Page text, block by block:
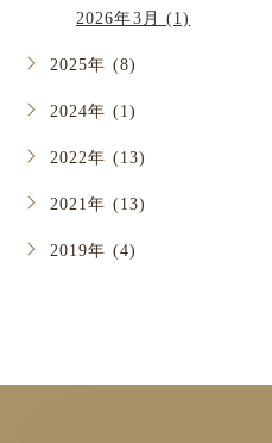
2026年3月 (1)
2025年 (8)
2024年 (1)
2022年 (13)
2021年 (13)
2019年 (4)